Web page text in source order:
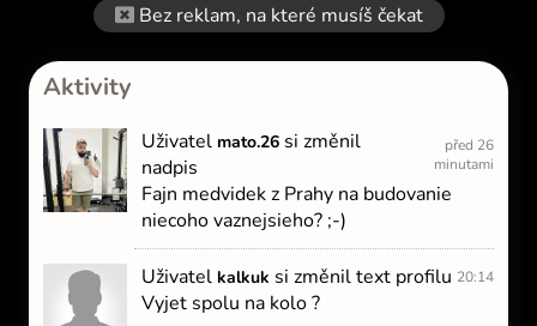
Bez reklam, na které musíš čekat
Aktivity
Uživatel mato.26 si změnil
nadpis
před 26
minutami
Fajn medvidek z Prahy na budovanie
niecoho vaznejsieho? ;-)
Uživatel kalkuk si změnil text profilu 20:14
Vyjet spolu na kolo ?